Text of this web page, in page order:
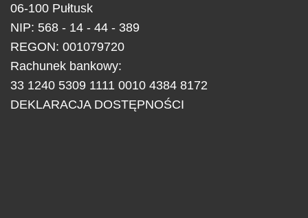
06-100 Pułtusk
NIP: 568 - 14 - 44 - 389
REGON: 001079720
Rachunek bankowy:
33 1240 5309 1111 0010 4384 8172
DEKLARACJA DOSTĘPNOŚCI